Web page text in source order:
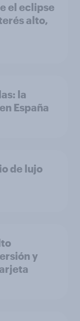
el eclipse
alto,
la
España
de lujo
y